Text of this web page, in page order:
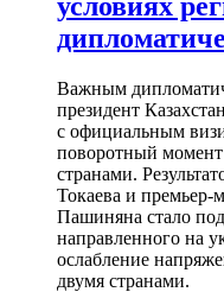
Важным
президент
с официальным
поворотный
странами.
Токаева и
Пашиняна стало
направленного на
ослабление
двумя странами.